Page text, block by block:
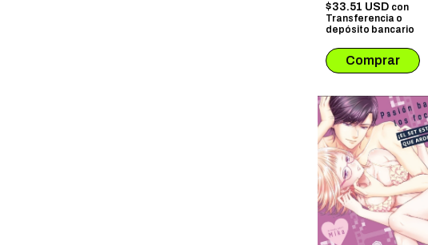
$33.51 USD con
Transferencia o
depósito bancario